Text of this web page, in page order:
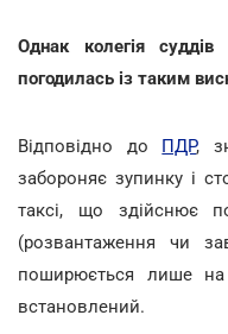
Однак колегія
погодилась із таким
Відповідно до ПДР,
забороняє зупинку і
таксі, що здійснює
(розвантаження чи
поширюється лише
встановлений.